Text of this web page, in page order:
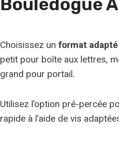
e
Choisissez un format adapté
petit pour boîte aux lettres,
grand pour portail.
Utilisez l’option pré-percée
rapide à l’aide de vis